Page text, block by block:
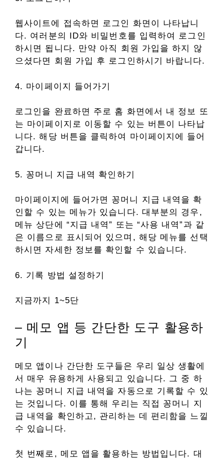
웹사이트에 접속하면 로그인 화면이 나타납니
다. 여러분의 ID와 비밀번호를 입력하여 로그인
하시면 됩니다. 만약 아직 회원 가입을 하지 않
으셨다면 회원 가입 후 로그인하시기 바랍니다.
4. 마이페이지 들어가기
로그인을 완료하면 주로 홈 화면에서 내 정보 또
는 마이페이지로 이동할 수 있는 버튼이 나타납
니다. 해당 버튼을 클릭하여 마이페이지에 들어
갑니다.
5. 꽁머니 지급 내역 확인하기
마이페이지에 들어가면 꽁머니 지급 내역을 확
인할 수 있는 메뉴가 있습니다. 대부분의 경우,
메뉴 상단에 “지급 내역” 또는 “사용 내역”과 같
은 이름으로 표시되어 있으며, 해당 메뉴를 선택
하시면 자세한 정보를 확인할 수 있습니다.
6. 기록 방법 설정하기
지금까지 1~5단
– 메모 앱 등 간단한 도구 활용하
기
메모 앱이나 간단한 도구들은 우리 일상 생활에
서 매우 유용하게 사용되고 있습니다. 그 중 하
나는 꽁머니 지급 내역을 자동으로 기록할 수 있
는 것입니다. 이를 통해 우리는 직접 꽁머니 지
급 내역을 확인하고, 관리하는 데 편리함을 느낄
수 있습니다.
첫 번째로, 메모 앱을 활용하는 방법입니다. 대